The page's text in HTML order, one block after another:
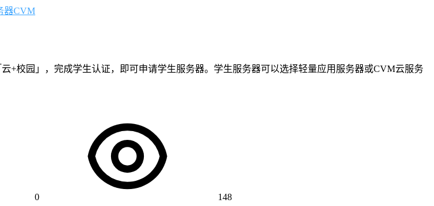
器CVM
+校园」，完成学生认证，即可申请学生服务器。学生服务器可以选择轻量应用服务器或CVM云服务
0 148